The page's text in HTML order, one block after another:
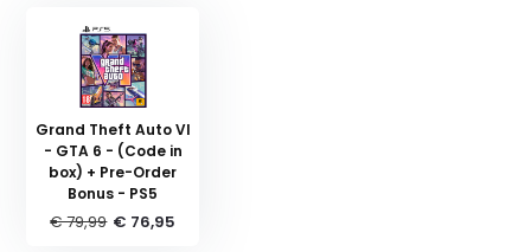
Grand Theft Auto VI
- GTA 6 - (Code in
box) + Pre-Order
Bonus - PS5
€ 79,99 € 76,95